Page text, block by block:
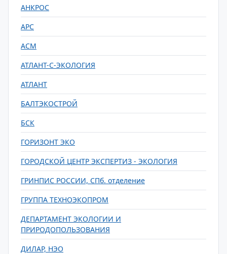
АНКРОС
АРС
АСМ
АТЛАНТ-С-ЭКОЛОГИЯ
АТЛАНТ
БАЛТЭКОСТРОЙ
БСК
ГОРИЗОНТ ЭКО
ГОРОДСКОЙ ЦЕНТР ЭКСПЕРТИЗ - ЭКОЛОГИЯ
ГРИНПИС РОССИИ, СПб. отделение
ГРУППА ТЕХНОЭКОПРОМ
ДЕПАРТАМЕНТ ЭКОЛОГИИ И
ПРИРОДОПОЛЬЗОВАНИЯ
ДИЛАР, НЭО